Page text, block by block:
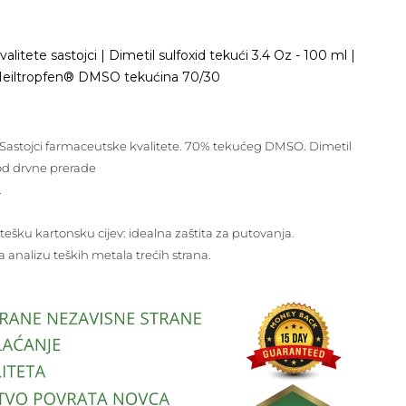
sastojci | Dimetil sulfoxid tekući 3.4 Oz - 100 ml |
DMSO tekućina 70/30
farmaceutske kvalitete. 70% tekućeg DMSO. Dimetil
drvne prerade
kartonsku cijev: idealna zaštita za putovanja.
analizu teških metala trećih strana.